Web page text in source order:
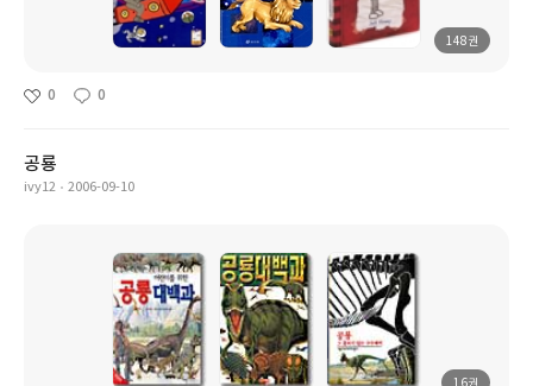
148권
0 0
공룡
ivy12 2006-09-10